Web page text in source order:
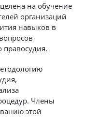
на обучение
организаций
навыков в
правосудия.
Члены
этой